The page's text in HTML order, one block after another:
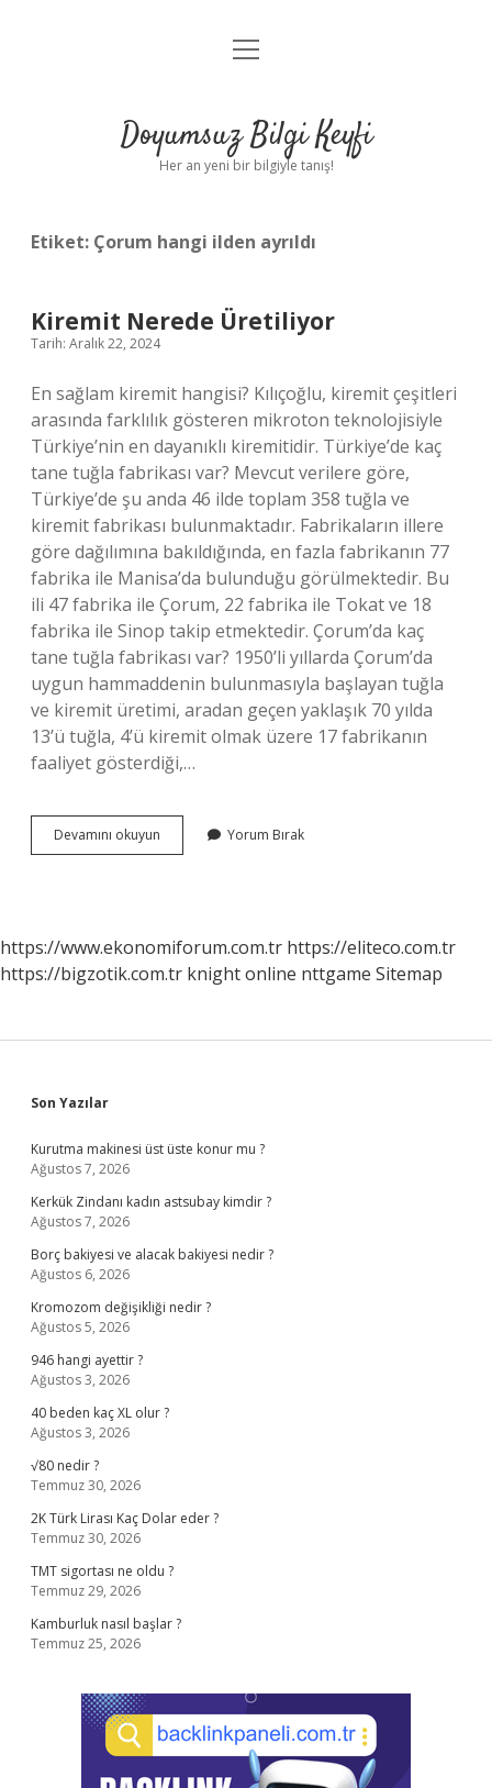
Anasayfa
Yasal Uyarı
menüyü
Doyumsuz Bilgi Keyfi
Her an yeni bir bilgiyle tanış!
Etiket: Çorum hangi ilden ayrıldı
Kiremit Nerede Üretiliyor
Tarih: Aralık 22, 2024
En sağlam kiremit hangisi? Kılıçoğlu, kiremit çeşitleri
arasında farklılık gösteren mikroton teknolojisiyle
Türkiye’nin en dayanıklı kiremitidir. Türkiye’de kaç
tane tuğla fabrikası var? Mevcut verilere göre,
Türkiye’de şu anda 46 ilde toplam 358 tuğla ve
kiremit fabrikası bulunmaktadır. Fabrikaların illere
göre dağılımına bakıldığında, en fazla fabrikanın 77
fabrika ile Manisa’da bulunduğu görülmektedir. Bu
ili 47 fabrika ile Çorum, 22 fabrika ile Tokat ve 18
fabrika ile Sinop takip etmektedir. Çorum’da kaç
tane tuğla fabrikası var? 1950’li yıllarda Çorum’da
uygun hammaddenin bulunmasıyla başlayan tuğla
ve kiremit üretimi, aradan geçen yaklaşık 70 yılda
13’ü tuğla, 4’ü kiremit olmak üzere 17 fabrikanın
faaliyet gösterdiği,…
Devamını okuyun
Nerede
Yorum Bırak
https://www.ekonomiforum.com.tr https://eliteco.com.tr
https://bigzotik.com.tr knight online nttgame Sitemap
Sidebar
Son Yazılar
Kurutma makinesi üst üste konur mu ?
Ağustos 7, 2026
Kerkük Zindanı kadın astsubay kimdir ?
Ağustos 7, 2026
Borç bakiyesi ve alacak bakiyesi nedir ?
Ağustos 6, 2026
Kromozom değişikliği nedir ?
Ağustos 5, 2026
946 hangi ayettir ?
Ağustos 3, 2026
40 beden kaç XL olur ?
Ağustos 3, 2026
√80 nedir ?
Temmuz 30, 2026
2K Türk Lirası Kaç Dolar eder ?
Temmuz 30, 2026
TMT sigortası ne oldu ?
Temmuz 29, 2026
Kamburluk nasıl başlar ?
Temmuz 25, 2026